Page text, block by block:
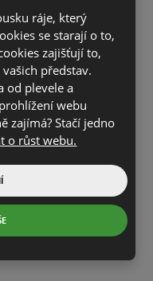
ráje, který
se starají o to,
zajišťují to,
představ.
od plevele a
webu
zajímá? Stačí jedno
o růst webu.